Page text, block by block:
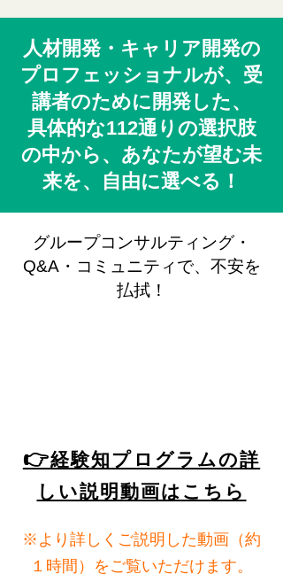
人材開発・キャリア開発の
プロフェッショナルが、受
講者のために開発した、
具体的な112通りの選択肢
の中から、あなたが望む未
来を、自由に選べる！
グループコンサルティング・
Q&A・コミュニティで、不安を
払拭！
👉経験知プログラムの詳
しい説明動画はこちら
※より詳しくご説明した動画（約
１時間）をご覧いただけます。